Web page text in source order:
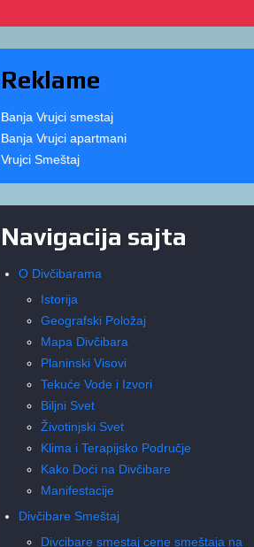
Reklame
Banja Vrujci smestaj
Banja Vrujci apartmani
Vrujci Smeštaj
Navigacija sajta
O Divčibarama
Istorija
Geografski Položaj
Mapa Divčibara
Planinski Visovi
Tekuće Vode i Izvori
Biljni Svet
Životinjski Svet
Klima i Terapijsko Područje
Kako Doći na Divčibare
Manifestacije
Divčibare Smeštaj
Divcibare smestaj cene smeštaja na